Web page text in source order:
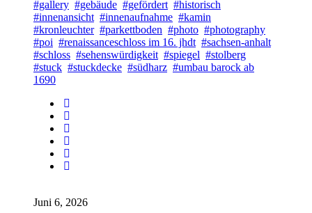
#gallery #gebäude #gefördert #historisch
#innenansicht #innenaufnahme #kamin
#kronleuchter #parkettboden #photo #photography
#poi #renaissanceschloss im 16. jhdt #sachsen-anhalt
#schloss #sehenswürdigkeit #spiegel #stolberg
#stuck #stuckdecke #südharz #umbau barock ab
1690
Juni 6, 2026